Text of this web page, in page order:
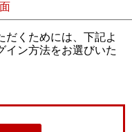
だくためには、下記よ
イン方法をお選びいた